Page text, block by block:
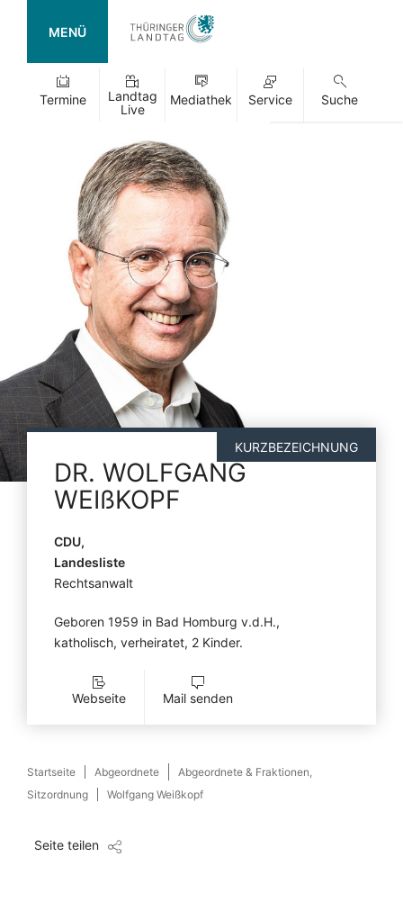
MENÜ
Termine
Landtag
Live
Mediathek Service Suche
KURZBEZEICHNUNG
DR. WOLFGANG
WEIßKOPF
CDU,
Landesliste
Rechtsanwalt
Geboren 1959 in Bad Homburg v.d.H.,
katholisch, verheiratet, 2 Kinder.
Webseite Mail senden
Startseite Abgeordnete
Abgeordnete & Fraktionen,
Sitzordnung
Wolfgang Weißkopf
Seite teilen